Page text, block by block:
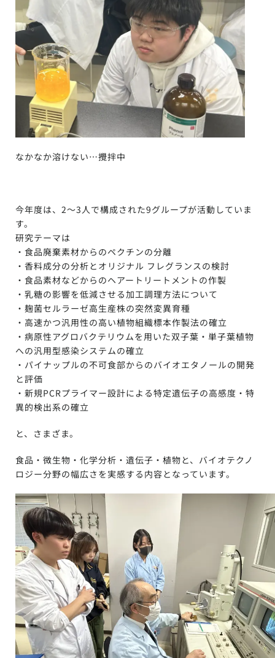
なかなか溶けない…攪拌中
今年度は、2〜3人で構成された9グループが活動していま
す。
研究テーマは
・食品廃棄素材からのペクチンの分離
・香料成分の分析とオリジナル フレグランスの検討
・食品素材などからのヘアートリートメントの作製
・乳糖の影響を低減させる加工調理方法について
・麹菌セルラーゼ高生産株の突然変異育種
・高速かつ汎用性の高い植物組織標本作製法の確立
・病原性アグロバクテリウムを用いた双子葉・単子葉植物
への汎用型感染システムの確立
・パイナップルの不可食部からのバイオエタノールの開発
と評価
・新規PCRプライマー設計による特定遺伝子の高感度・特
異的検出系の確立
と、さまざま。
食品・微生物・化学分析・遺伝子・植物と、バイオテクノ
ロジー分野の幅広さを実感する内容となっています。